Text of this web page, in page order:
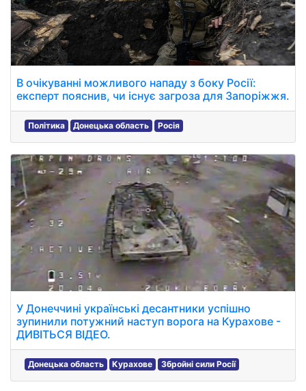
В очікуванні можливого нападу з боку Росії:
експерт пояснив, чи існує загроза для Запоріжжя.
Політика Донецька область Росія
У Донеччині українські десантники успішно
зупинили потужний наступ ворога на Курахове -
ДИВІТЬСЯ ВІДЕО.
Донецька область Курахове Збройні сили Росії